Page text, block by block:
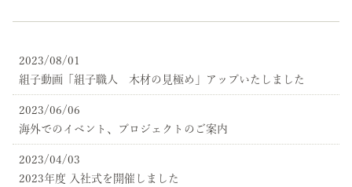
2023/08/01
組子動画「組子職人 木材の見極め」アップいたしました
2023/06/06
海外でのイベント、プロジェクトのご案内
2023/04/03
2023年度 入社式を開催しました